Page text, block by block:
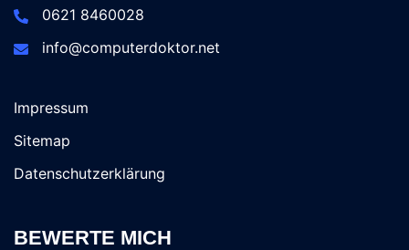
0621 8460028
info@computerdoktor.net
Impressum
Sitemap
Datenschutzerklärung
BEWERTE MICH